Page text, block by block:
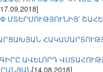
ԱՎԵԼՈՐԴ
[14.08.2018]